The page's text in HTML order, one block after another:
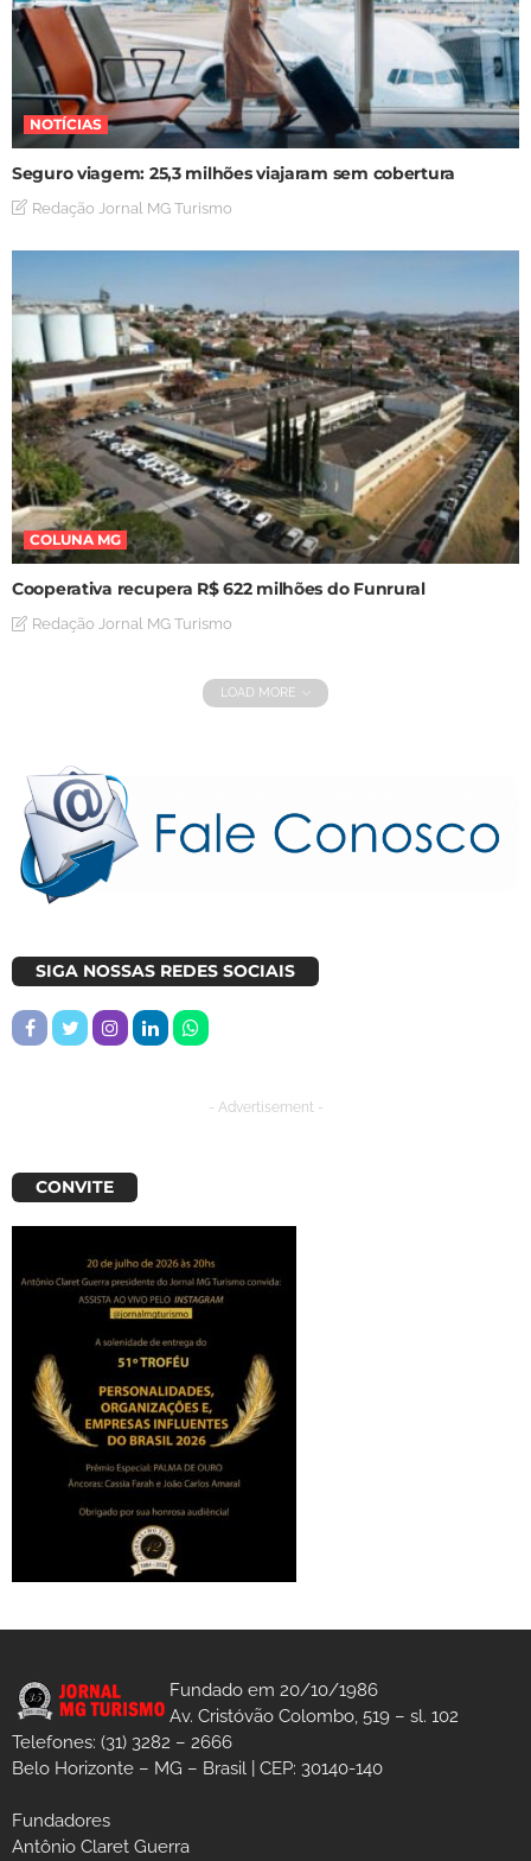
NOTÍCIAS
Seguro viagem: 25,3 milhões viajaram sem cobertura
Redação Jornal MG Turismo
COLUNA MG
Cooperativa recupera R$ 622 milhões do Funrural
Redação Jornal MG Turismo
LOAD MORE
SIGA NOSSAS REDES SOCIAIS
- Advertisement -
CONVITE
Fundado em 20/10/1986
Av. Cristóvão Colombo, 519 – sl. 102
Telefones: (31) 3282 – 2666
Belo Horizonte – MG – Brasil | CEP: 30140-140
Fundadores
Antônio Claret Guerra